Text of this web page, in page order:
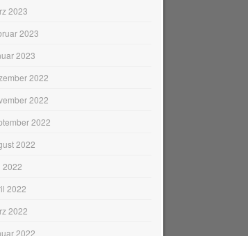
2023
2023
2023
2022
2022
2022
2022
2022
2022
2022
2022